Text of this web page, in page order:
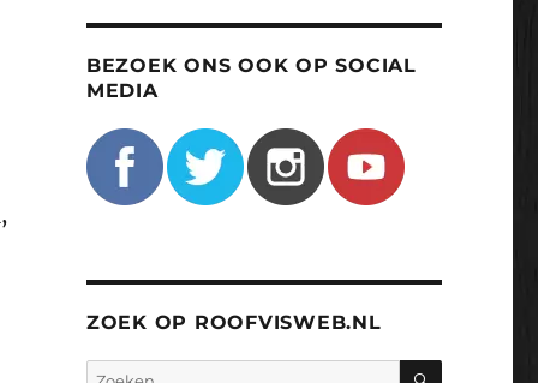
BEZOEK ONS OOK OP SOCIAL
MEDIA
ZOEK OP ROOFVISWEB.NL
Zoeken
ZOEKEN